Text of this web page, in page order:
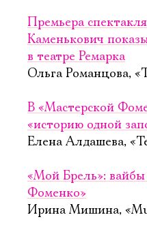
Премьера
Каменькович
в театре Ремарка
Ольга Романцова,
В «Мастерской
«историю одной
Елена Алдашева,
«Мой Брель»:
Фоменко»
Ирина Мишина,